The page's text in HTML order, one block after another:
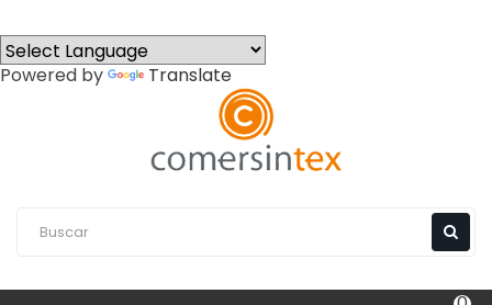
Powered by Translate